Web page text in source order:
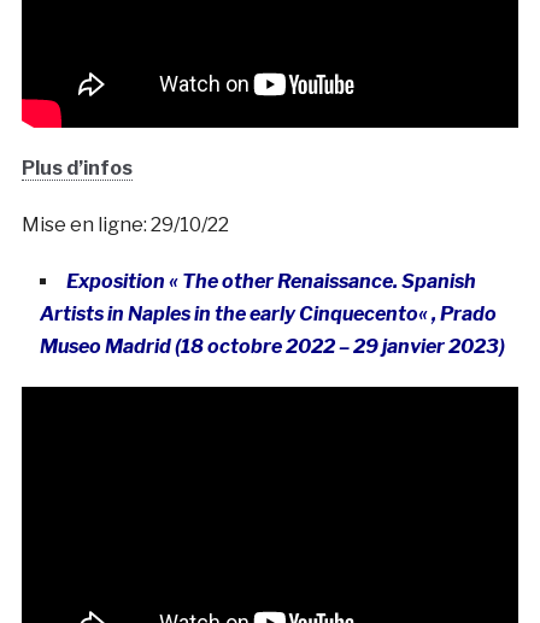
Plus d’infos
Mise en ligne: 29/10/22
Exposition « The other Renaissance. Spanish
Artists in Naples in the early Cinquecento« , Prado
Museo Madrid (18 octobre 2022 – 29 janvier 2023)